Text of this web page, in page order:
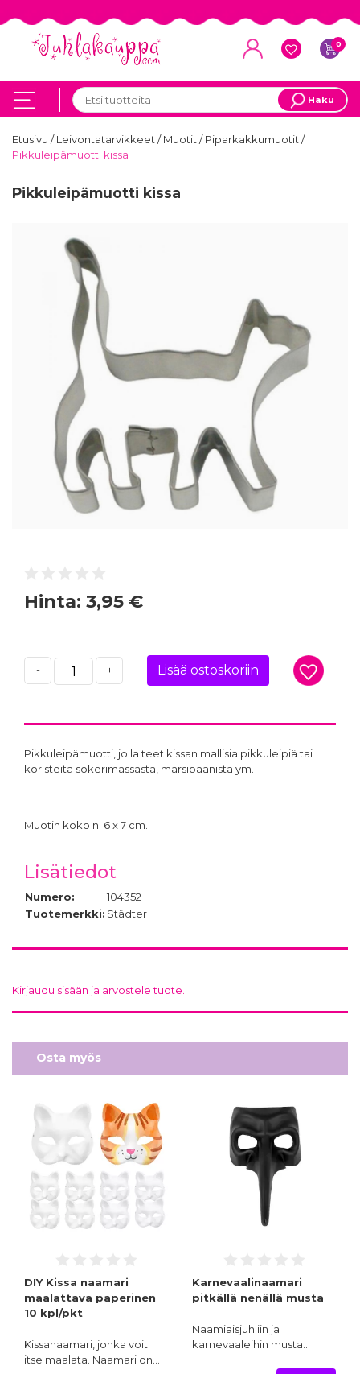
0
Haku
Etusivu /Leivontatarvikkeet/Muotit/Piparkakkumuotit/
Pikkuleipämuotti kissa
Pikkuleipämuotti kissa
Hinta: 3,95 €
- + Lisää ostoskoriin
Pikkuleipämuotti, jolla teet kissan mallisia pikkuleipiä tai
koristeita sokerimassasta, marsipaanista ym.
Muotin koko n. 6 x 7 cm.
Lisätiedot
Numero:
104352
Tuotemerkki: Städter
Kirjaudu sisään ja arvostele tuote.
Osta myös
DIY Kissa naamari
maalattava paperinen
10 kpl/pkt
Kissanaamari, jonka voit
itse maalata. Naamari on…
Karnevaalinaamari
pitkällä nenällä musta
Naamiaisjuhliin ja
karnevaaleihin musta…